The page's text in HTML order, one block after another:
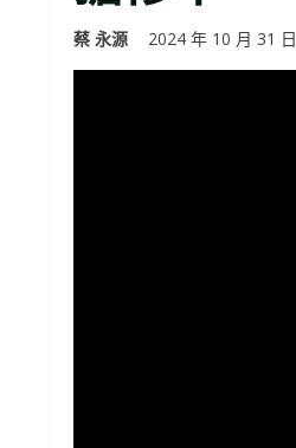
蔡 永源 2024 年 10 月 31 日